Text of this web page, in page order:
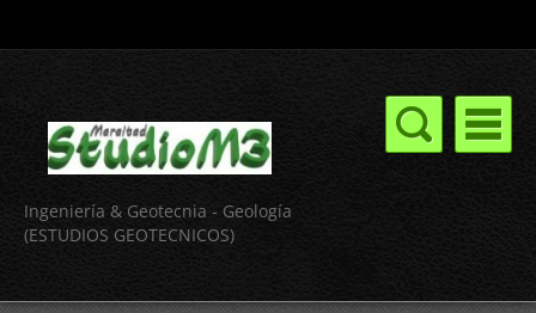
Ingeniería & Geotecnia - Geología
(ESTUDIOS GEOTECNICOS)